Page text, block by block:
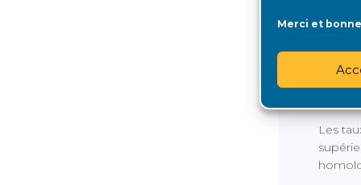
Merci et
Que
Les